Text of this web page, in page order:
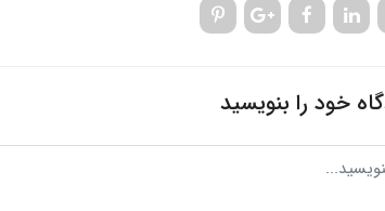
خود را بنویسید